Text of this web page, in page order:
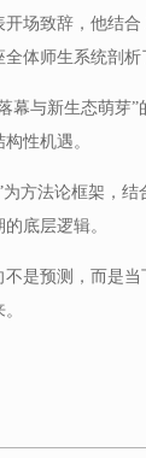
场致辞，他结
体师生系统剖析
幕与新生态萌芽
性机遇。
方法论框架，
底层逻辑。
是预测，而是